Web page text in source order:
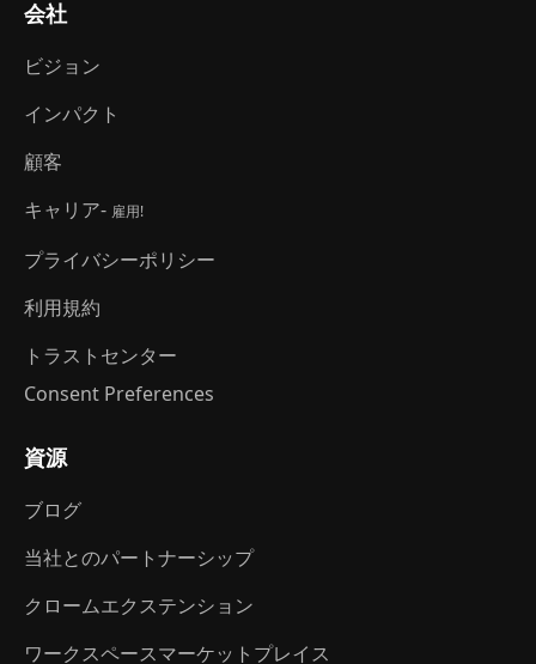
会社
ビジョン
インパクト
顧客
キャリア- 雇用!
プライバシーポリシー
利用規約
トラストセンター
Consent Preferences
資源
ブログ
当社とのパートナーシップ
クロームエクステンション
ワークスペースマーケットプレイス